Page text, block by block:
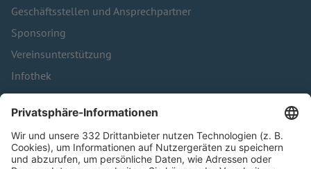
Geschäftsstellen und Ansprechpartner
Sponsoring
Vereinsunterstützung
Infothek
Kontakt
HÄUFIG BESUCHTE SEITEN
Pässe und Vereinswechsel